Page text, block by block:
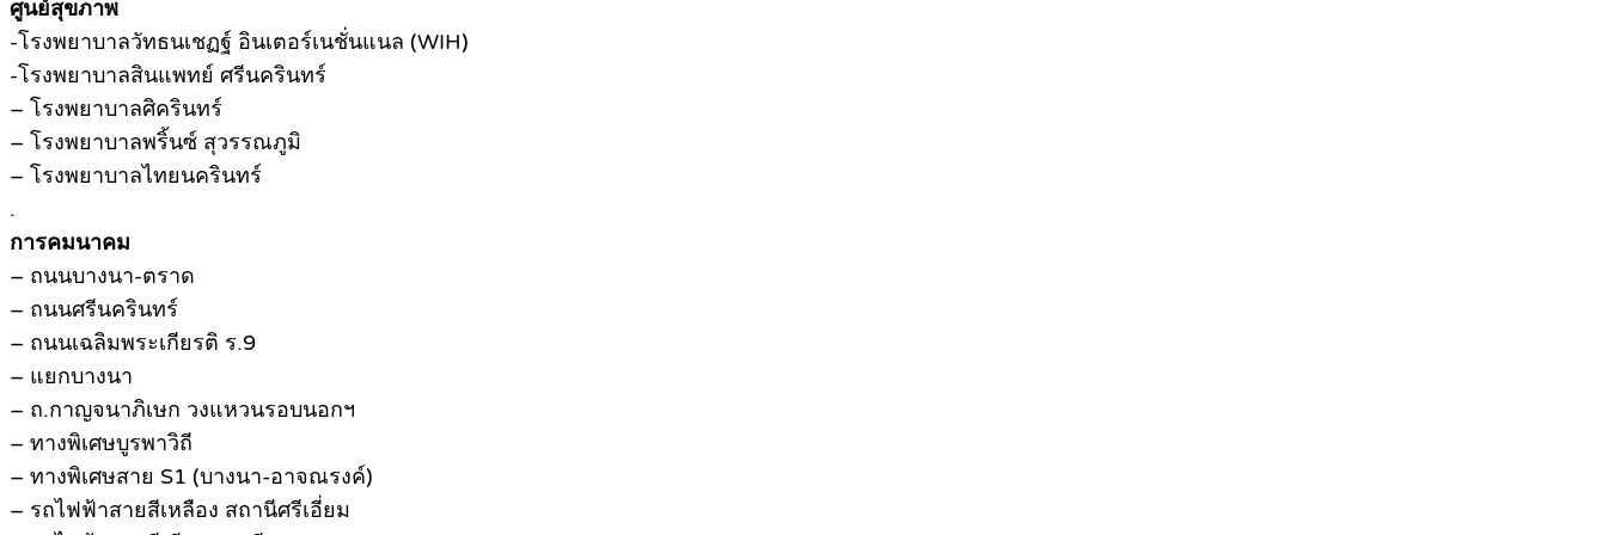
ศูนย์สุขภาพ
-โรงพยาบาลวัทธนเชฏฐ์ อินเตอร์เนชั่นแนล (WIH)
-โรงพยาบาลสินแพทย์ ศรีนครินทร์
– โรงพยาบาลศิครินทร์
– โรงพยาบาลพริ้นซ์ สุวรรณภูมิ
– โรงพยาบาลไทยนครินทร์
.
การคมนาคม
– ถนนบางนา-ตราด
– ถนนศรีนครินทร์
– ถนนเฉลิมพระเกียรติ ร.9
– แยกบางนา
– ถ.กาญจนาภิเษก วงแหวนรอบนอกฯ
– ทางพิเศษบูรพาวิถี
– ทางพิเศษสาย S1 (บางนา-อาจณรงค์)
– รถไฟฟ้าสายสีเหลือง สถานีศรีเอี่ยม